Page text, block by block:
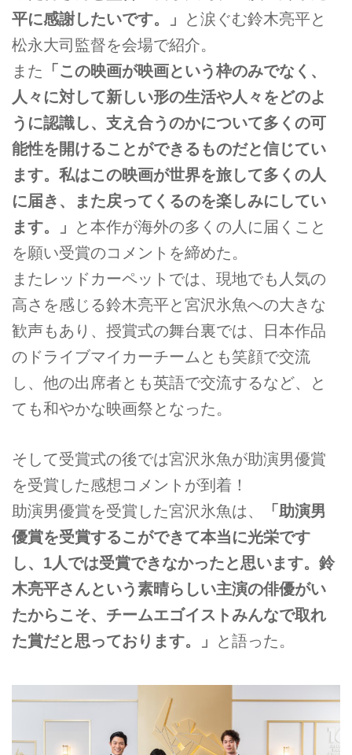
平に感謝したいです。」
と涙ぐむ鈴木亮平と
松永大司監督を会場で紹介。
また 「この映画が映画という枠のみでなく、
人々に対して新しい形の生活や人々をどのよ
うに認識し、支え合うのかについて多くの可
能性を開けることができるものだと信じてい
ます。私はこの映画が世界を旅して多くの人
に届き、また戻ってくるのを楽しみにしてい
ます。」
と本作が海外の多くの人に届くこと
を願い受賞のコメントを締めた。
またレッドカーペットでは、現地でも人気の
高さを感じる鈴木亮平と宮沢氷魚への大きな
歓声もあり、授賞式の舞台裏では、日本作品
のドライブマイカーチームとも笑顔で交流
し、他の出席者とも英語で交流するなど、と
ても和やかな映画祭となった。
そして受賞式の後では宮沢氷魚が助演男優賞
を受賞した感想コメントが到着！
助演男優賞を受賞した宮沢氷魚は、
「助演男
優賞を受賞するこができて本当に光栄です
し、1人では受賞できなかったと思います。鈴
木亮平さんという素晴らしい主演の俳優がい
たからこそ、チームエゴイストみんなで取れ
た賞だと思っております。」
と語った。